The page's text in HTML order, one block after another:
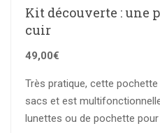
Kit découverte : une
cuir
49,00€
Très pratique, cette
sacs et est
lunettes ou de pochette